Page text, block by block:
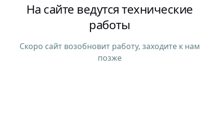
На сайте ведутся технические
работы
Скоро сайт возобновит работу, заходите к нам
позже